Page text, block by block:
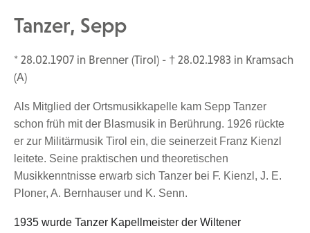
Tanzer, Sepp
* 28.02.1907 in Brenner (Tirol) - † 28.02.1983 in Kramsach
(A)
Als Mitglied der Ortsmusikkapelle kam Sepp Tanzer
schon früh mit der Blasmusik in Berührung. 1926 rückte
er zur Militärmusik Tirol ein, die seinerzeit Franz Kienzl
leitete. Seine praktischen und theoretischen
Musikkenntnisse erwarb sich Tanzer bei F. Kienzl, J. E.
Ploner, A. Bernhauser und K. Senn.
1935 wurde Tanzer Kapellmeister der Wiltener